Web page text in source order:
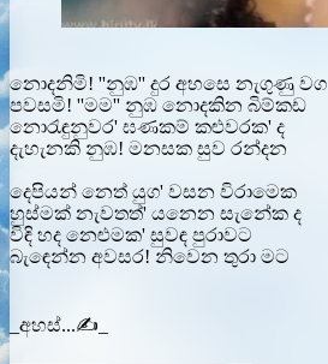
නොදනිමි! ''නුඹ'' දුර අහසෙ නැගුණු වග
පවසමි! ''මම'' නුඹ නොදකින බිම්කඩ
නොරැඳුනුවර' ඝණකම් කළුවරක' ද
දැහැනකි නුඹ! මනසක සුව රන්දන
දෙපියන් නෙත් යුග' වසන විරාමෙක
හුස්මක් නැවතත්' යනෙන සැනේක ද
විඳි හද නෙළුමක' සුවඳ පුරාවට
බැඳෙන්න අවසර! නිවෙන තුරා මට
_අහස්...✍️_